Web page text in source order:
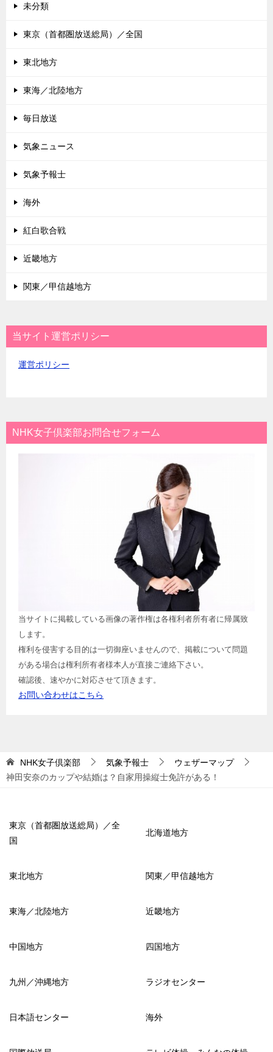
未分類
東京（首都圏放送総局）／全国
東北地方
東海／北陸地方
毎日放送
気象ニュース
気象予報士
海外
紅白歌合戦
近畿地方
関東／甲信越地方
当サイト運営ポリシー
運営ポリシー
NHK女子倶楽部お問合せフォーム
当サイトに掲載している画像の著作権は各権利者所有者に帰属致
します。
権利を侵害する目的は一切御座いませんので、掲載について問題
がある場合は権利所有者様本人が直接ご連絡下さい。
確認後、速やかに対応させて頂きます。
お問い合わせはこちら
NHK女子倶楽部 気象予報士
ウェザーマップ
神田安奈のカップや結婚は？自家用操縦士免許がある！
東京（首都圏放送総局）／全
国
北海道地方
東北地方 関東／甲信越地方
東海／北陸地方 近畿地方
中国地方 四国地方
九州／沖縄地方 ラジオセンター
日本語センター 海外